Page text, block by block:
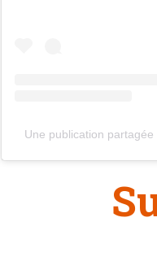
Une publication